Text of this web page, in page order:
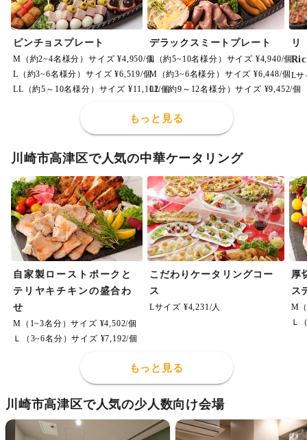
ピンチョスプレート
M（約2~4名様分）サイズ ¥4,950/個
L（約3~6名様分）サイズ ¥6,519/個
LL（約5～10名様分）サイズ ¥11,102/個
デラックスミートプレート
L（約5~10名様分）サイズ ¥4,940/個
M（約3~6名様分）サイズ ¥6,448/個
LL（約9～12名様分）サイズ ¥9,452/個
Lサ
もっと見る
川崎市高津区で人気の中華ケータリング
自家製ローストポークと
テリヤキチキンの盛合わ
せ
M（1~3名分）サイズ ¥4,502/個
Ｌ（3~6名分）サイズ ¥7,192/個
こだわりケータリングコー
ス
Lサイズ ¥4,231/人
厚
ス
M
Ｌ
もっと見る
川崎市高津区で人気の少人数向け会場